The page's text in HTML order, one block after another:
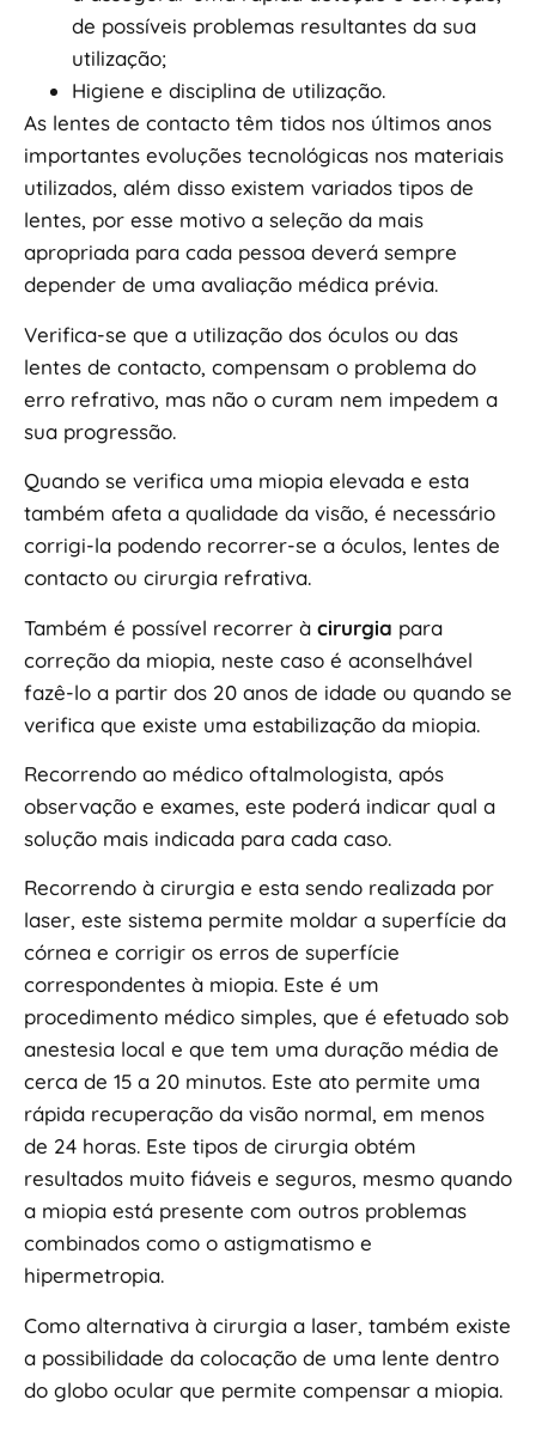
de possíveis problemas resultantes da sua
utilização;
Higiene e disciplina de utilização.
As lentes de contacto têm tidos nos últimos anos
importantes evoluções tecnológicas nos materiais
utilizados, além disso existem variados tipos de
lentes, por esse motivo a seleção da mais
apropriada para cada pessoa deverá sempre
depender de uma avaliação médica prévia.
Verifica-se que a utilização dos óculos ou das
lentes de contacto, compensam o problema do
erro refrativo, mas não o curam nem impedem a
sua progressão.
Quando se verifica uma miopia elevada e esta
também afeta a qualidade da visão, é necessário
corrigi-la podendo recorrer-se a óculos, lentes de
contacto ou cirurgia refrativa.
Também é possível recorrer à cirurgia para
correção da miopia, neste caso é aconselhável
fazê-lo a partir dos 20 anos de idade ou quando se
verifica que existe uma estabilização da miopia.
Recorrendo ao médico oftalmologista, após
observação e exames, este poderá indicar qual a
solução mais indicada para cada caso.
Recorrendo à cirurgia e esta sendo realizada por
laser, este sistema permite moldar a superfície da
córnea e corrigir os erros de superfície
correspondentes à miopia. Este é um
procedimento médico simples, que é efetuado sob
anestesia local e que tem uma duração média de
cerca de 15 a 20 minutos. Este ato permite uma
rápida recuperação da visão normal, em menos
de 24 horas. Este tipos de cirurgia obtém
resultados muito fiáveis e seguros, mesmo quando
a miopia está presente com outros problemas
combinados como o astigmatismo e
hipermetropia.
Como alternativa à cirurgia a laser, também existe
a possibilidade da colocação de uma lente dentro
do globo ocular que permite compensar a miopia.